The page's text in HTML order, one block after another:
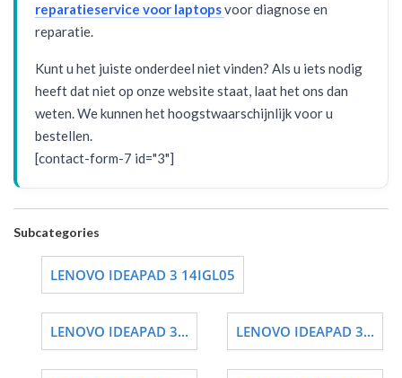
reparatieservice voor laptopsvoor diagnose en
reparatie.
Kunt u het juiste onderdeel niet vinden? Als u iets nodig
heeft dat niet op onze website staat, laat het ons dan
weten. We kunnen het hoogstwaarschijnlijk voor u
bestellen.
[contact-form-7 id="3"]
Subcategories
LENOVO IDEAPAD 3 14IGL05
LENOVO IDEAPAD 3... LENOVO IDEAPAD 3...